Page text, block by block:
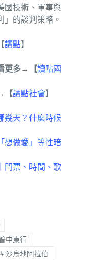
國技術、軍事與
」的談判策略。
讀點】
更多→【讀點國
【讀點社會】
幾天？什麼時候
想做愛」等性暗
門票、時間、歌
中東行
# 沙烏地阿拉伯